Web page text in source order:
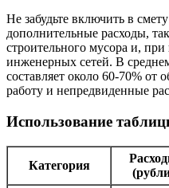
Не забудьте включить в
дополнительные расходы,
строительного мусора и,
инженерных сетей. В
составляет около 60-70%
работу и непредвиденные
Использование
Категория